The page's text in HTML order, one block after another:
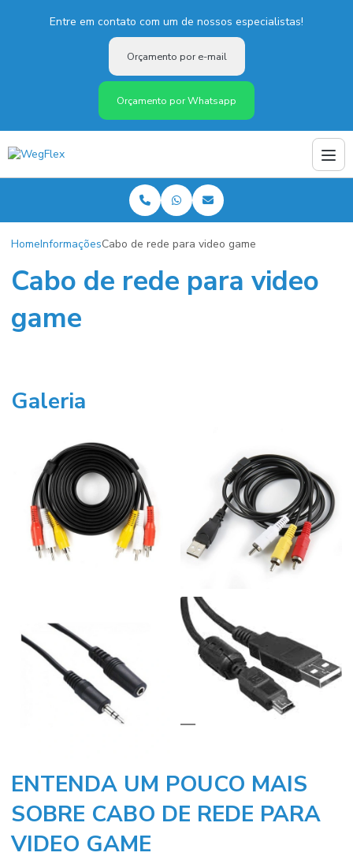
Entre em contato com um de nossos especialistas!
Orçamento por e-mail
Orçamento por Whatsapp
HomeInformaçõesCabo de rede para video game
Cabo de rede para video
game
Galeria
ENTENDA UM POUCO MAIS
SOBRE CABO DE REDE PARA
VIDEO GAME